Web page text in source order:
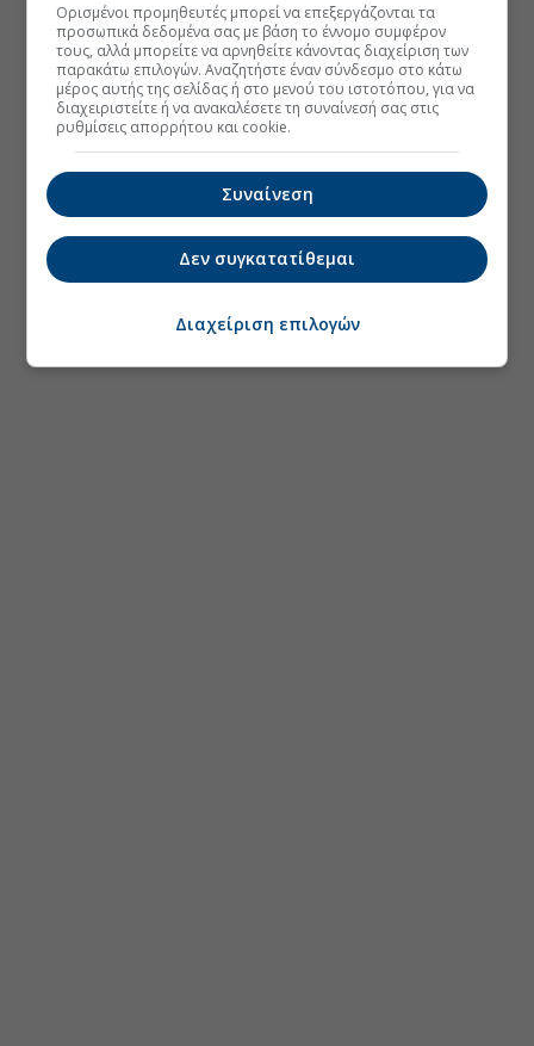
Ορισμένοι προμηθευτές μπορεί να επεξεργάζονται τα
προσωπικά δεδομένα σας με βάση το έννομο συμφέρον
τους, αλλά μπορείτε να αρνηθείτε κάνοντας διαχείριση των
παρακάτω επιλογών. Αναζητήστε έναν σύνδεσμο στο κάτω
μέρος αυτής της σελίδας ή στο μενού του ιστοτόπου, για να
διαχειριστείτε ή να ανακαλέσετε τη συναίνεσή σας στις
ρυθμίσεις απορρήτου και cookie.
Συναίνεση
Δεν συγκατατίθεμαι
Διαχείριση επιλογών